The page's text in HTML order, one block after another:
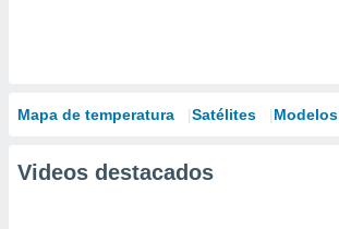
Mapa de temperatura Satélites Modelos
Videos destacados